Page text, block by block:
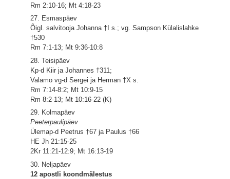
Rm 2:10-16; Mt 4:18-23
27. Esmaspäev
Õigl. salvitooja Johanna †I s.; vg. Sampson Külalislahke
†530
Rm 7:1-13; Mt 9:36-10:8
28. Teisipäev
Kp-d Kiir ja Johannes †311;
Valamo vg-d Sergei ja Herman †X s.
Rm 7:14-8:2; Mt 10:9-15
Rm 8:2-13; Mt 10:16-22 (K)
29. Kolmapäev
Peeterpaulipäev
Ülemap-d Peetrus †67 ja Paulus †66
HE Jh 21:15-25
2Kr 11:21-12:9; Mt 16:13-19
30. Neljapäev
12 apostli koondmälestus